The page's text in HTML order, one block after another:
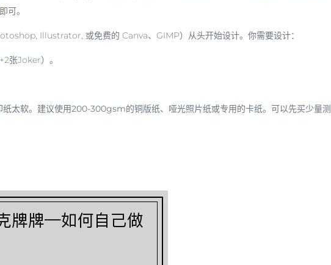
可。
Illustrator, 或免费的 Canva、GIMP）从头开始设计。你需要设计：
张Joker）。
太软。建议使用200-300gsm的铜版纸、哑光照片纸或专用的卡纸。可以先买少量测